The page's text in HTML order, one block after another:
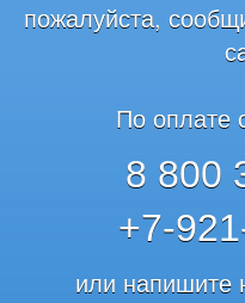
пожалуйста,
По оплате
8 800
+7-
или напишите